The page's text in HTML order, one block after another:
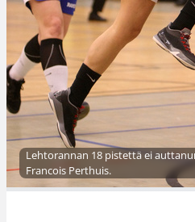
Lehtorannan 18 pistettä ei
Francois Perthuis.